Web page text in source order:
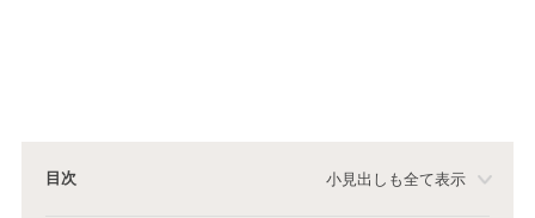
目次 小見出しも全て表示